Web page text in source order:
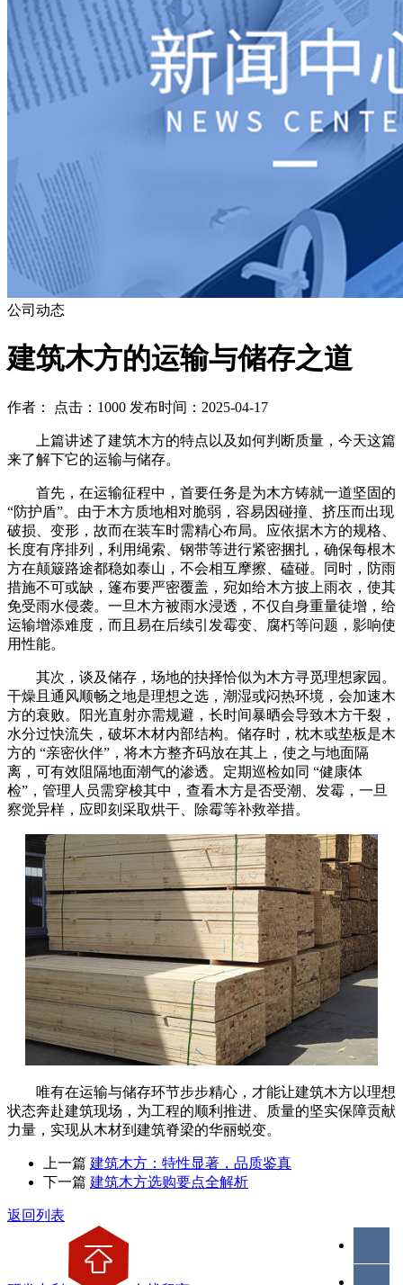
公司动态
建筑木方的运输与储存之道
作者： 点击：1000 发布时间：2025-04-17
上篇讲述了建筑木方的特点以及如何判断质量，今天这篇
来了解下它的运输与储存。
首先，在运输征程中，首要任务是为木方铸就一道坚固的
“防护盾”。由于木方质地相对脆弱，容易因碰撞、挤压而出现
破损、变形，故而在装车时需精心布局。应依据木方的规格、
长度有序排列，利用绳索、钢带等进行紧密捆扎，确保每根木
方在颠簸路途都稳如泰山，不会相互摩擦、磕碰。同时，防雨
措施不可或缺，篷布要严密覆盖，宛如给木方披上雨衣，使其
免受雨水侵袭。一旦木方被雨水浸透，不仅自身重量徒增，给
运输增添难度，而且易在后续引发霉变、腐朽等问题，影响使
用性能。
其次，谈及储存，场地的抉择恰似为木方寻觅理想家园。
干燥且通风顺畅之地是理想之选，潮湿或闷热环境，会加速木
方的衰败。阳光直射亦需规避，长时间暴晒会导致木方干裂，
水分过快流失，破坏木材内部结构。储存时，枕木或垫板是木
方的 “亲密伙伴”，将木方整齐码放在其上，使之与地面隔
离，可有效阻隔地面潮气的渗透。定期巡检如同 “健康体
检”，管理人员需穿梭其中，查看木方是否受潮、发霉，一旦
察觉异样，应即刻采取烘干、除霉等补救举措。
唯有在运输与储存环节步步精心，才能让建筑木方以理想
状态奔赴建筑现场，为工程的顺利推进、质量的坚实保障贡献
力量，实现从木材到建筑脊梁的华丽蜕变。
上一篇 建筑木方：特性显著，品质鉴真
下一篇 建筑木方选购要点全解析
返回列表